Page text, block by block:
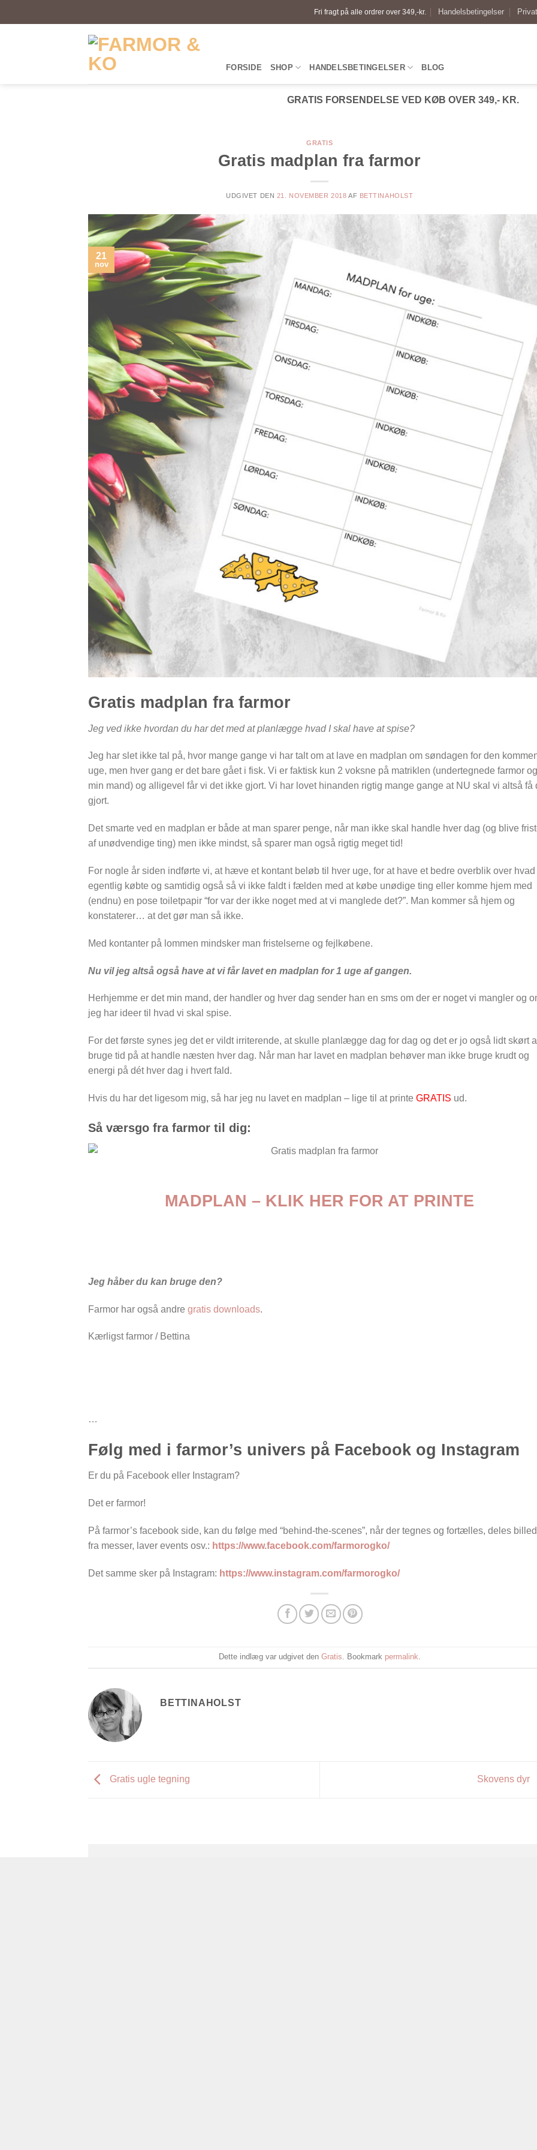
til
Fri fragt på alle ordrer over 349,-kr. Handelsbetingelser
FORSIDE SHOP HANDELSBETINGELSER BLOG
GRATIS FORSENDELSE VED KØB OVER 349,- KR.
GRATIS
Gratis madplan fra farmor
UDGIVET DEN 21. NOVEMBER 2018 AF BETTINAHOLST
21
nov
Gratis madplan fra farmor
Jeg ved ikke hvordan du har det med at planlægge hvad I skal have at spise?
Jeg har slet ikke tal på, hvor mange gange vi har talt om at lave en madplan om søndagen for den
uge, men hver gang er det bare gået i fisk. Vi er faktisk kun 2 voksne på matriklen (undertegnede farmor og
min mand) og alligevel får vi det ikke gjort. Vi har lovet hinanden rigtig mange gange at NU skal vi altså få
gjort.
Det smarte ved en madplan er både at man sparer penge, når man ikke skal handle hver dag (og blive
af unødvendige ting) men ikke mindst, så sparer man også rigtig meget tid!
For nogle år siden indførte vi, at hæve et kontant beløb til hver uge, for at have et bedre overblik over hvad
egentlig købte og samtidig også så vi ikke faldt i fælden med at købe unødige ting eller komme hjem med
(endnu) en pose toiletpapir “for var der ikke noget med at vi manglede det?”. Man kommer så hjem og
konstaterer… at det gør man så ikke.
Med kontanter på lommen mindsker man fristelserne og fejlkøbene.
Nu vil jeg altså også have at vi får lavet en madplan for 1 uge af gangen.
Herhjemme er det min mand, der handler og hver dag sender han en sms om der er noget vi mangler og
jeg har ideer til hvad vi skal spise.
For det første synes jeg det er vildt irriterende, at skulle planlægge dag for dag og det er jo også lidt skørt
bruge tid på at handle næsten hver dag. Når man har lavet en madplan behøver man ikke bruge krudt og
energi på dét hver dag i hvert fald.
Hvis du har det ligesom mig, så har jeg nu lavet en madplan – lige til at printe GRATIS ud.
Så værsgo fra farmor til dig:
MADPLAN – KLIK HER FOR AT PRINTE
Jeg håber du kan bruge den?
Farmor har også andre gratis downloads.
Kærligst farmor / Bettina
…
Følg med i farmor’s univers på Facebook og Instagram
Er du på Facebook eller Instagram?
Det er farmor!
På farmor’s facebook side, kan du følge med “behind-the-scenes”, når der tegnes og fortælles, deles
fra messer, laver events osv.: https://www.facebook.com/farmorogko/
Det samme sker på Instagram: https://www.instagram.com/farmorogko/
Dette indlæg var udgivet den Gratis . Bookmark permalink
BETTINAHOLST
Gratis ugle tegning Skovens dyr